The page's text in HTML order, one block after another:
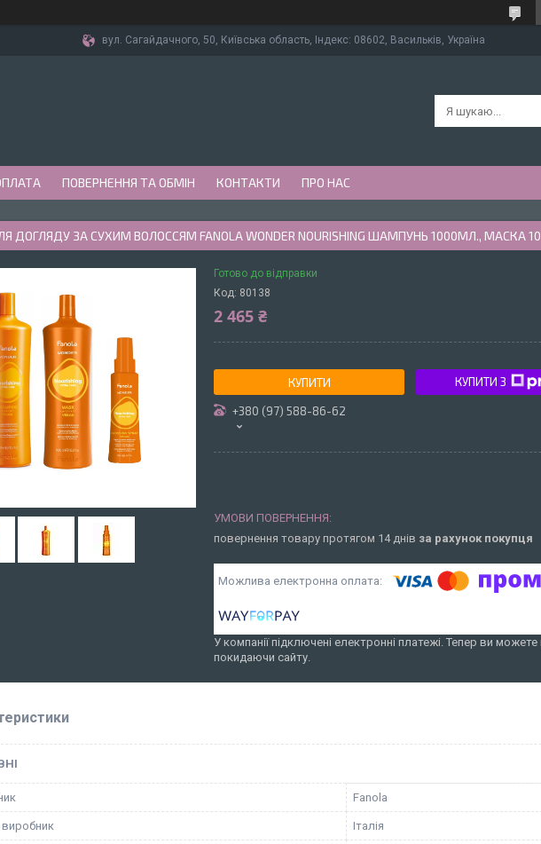
вул. Сагайдачного, 50, Київська область, Індекс: 08602, Васильків, Україна
ПОВЕРНЕННЯ ТА ОБМІН КОНТАКТИ ПРО НАС
ДОГЛЯДУ ЗА СУХИМ ВОЛОССЯМ FANOLA WONDER NOURISHING ШАМПУНЬ 1000МЛ., МАСКА
Готово до відправки
Код: 80138
2 465 ₴
КУПИТИ КУПИТИ З
+380 (97) 588-86-62
повернення товару протягом 14 днів за рахунок покупця
У компанії підключені електронні платежі. Тепер ви
покидаючи сайту.
Fanola
виробник Італія